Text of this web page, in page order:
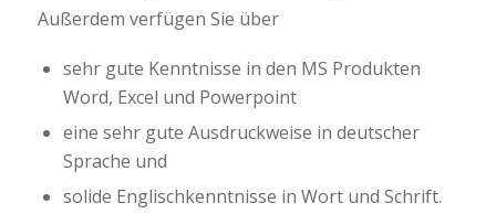
Außerdem verfügen Sie über
sehr gute Kenntnisse in den MS Produkten
Word, Excel und Powerpoint
eine sehr gute Ausdruckweise in deutscher
Sprache und
solide Englischkenntnisse in Wort und Schrift.